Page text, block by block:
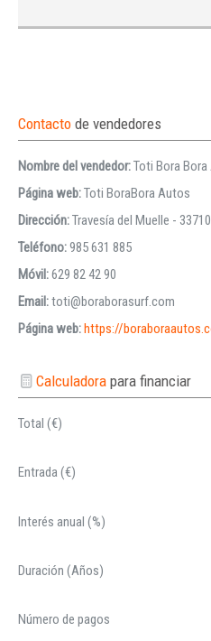
Contacto de vendedores
Nombre del vendedor:Toti Bora
Página web:Toti BoraBora Autos
Dirección:Travesía del Muelle -
Teléfono:985 631 885
Móvil:629 82 42 90
Email:toti@boraborasurf.com
Página web:https://
Calculadorapara financiar
Total (€)
Entrada (€)
Interés anual (%)
Duración (Años)
Número de pagos